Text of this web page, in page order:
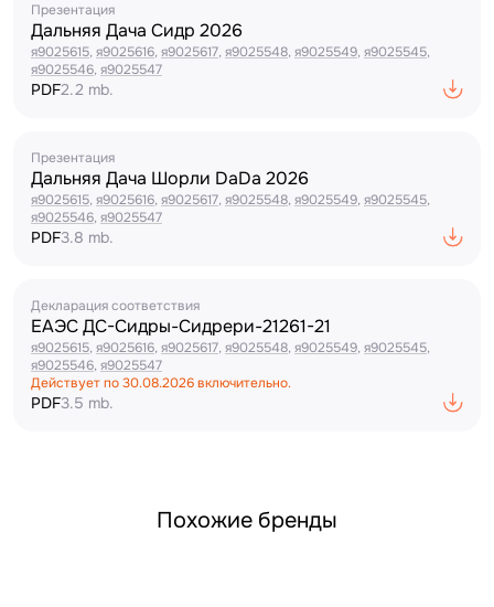
Презентация
Дальняя Дача Сидр 2026
я9025615,я9025616,я9025617,я9025548,я9025549,я9025545,
я9025546,я9025547
PDF2.2 mb.
Презентация
Дальняя Дача Шорли DaDa 2026
я9025615,я9025616,я9025617,я9025548,я9025549,я9025545,
я9025546,я9025547
PDF3.8 mb.
Декларация соответствия
ЕАЭС ДС-Сидры-Сидрери-21261-21
я9025615,я9025616,я9025617,я9025548,я9025549,я9025545,
я9025546,я9025547
Действует по30.08.2026включительно.
PDF3.5 mb.
Похожие бренды